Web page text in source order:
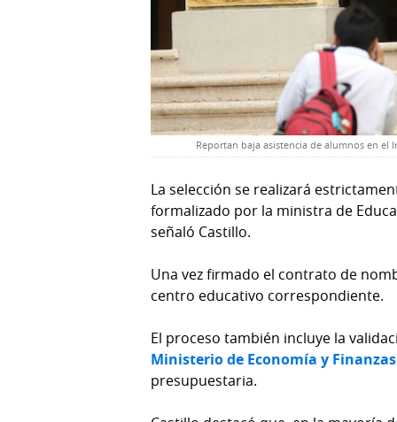
Reportan baja asistencia de alumnos en
La selección se realizará
formalizado por la ministra de
señaló Castillo.
Una vez firmado el contrato de
centro educativo correspondiente.
El proceso también incluye la
Ministerio de Economía y Finanzas
presupuestaria.